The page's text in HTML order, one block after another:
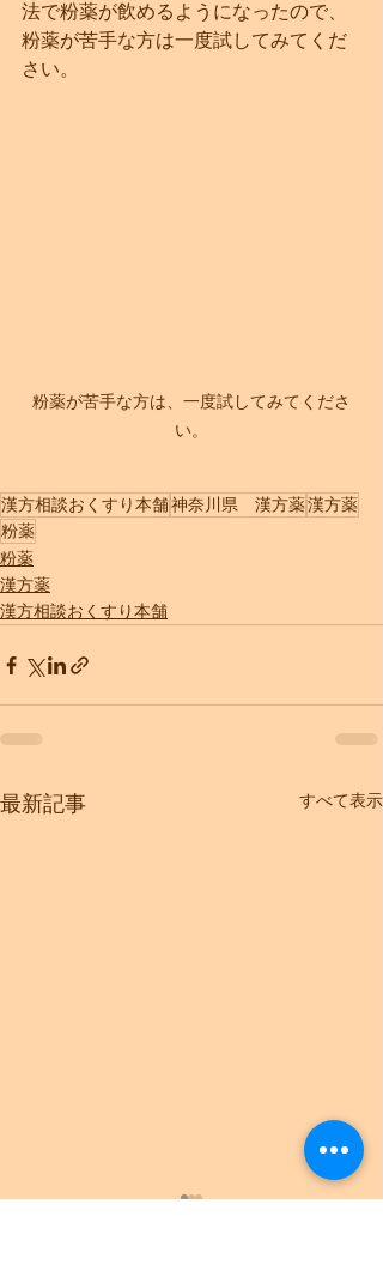
法で粉薬が飲めるようになったので、
粉薬が苦手な方は一度試してみてくだ
さい。
粉薬が苦手な方は、一度試してみてくださ
い。
漢方相談おくすり本舗神奈川県 漢方薬漢方薬
粉薬
粉薬
漢方薬
漢方相談おくすり本舗
最新記事 すべて表示